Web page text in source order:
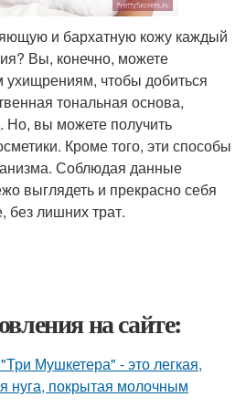
и бархатную кожу каждый
Вы, конечно, можете
ухищрениям, чтобы добиться
тональная основа,
Но, вы можете получить
Кроме того, эти способы
Соблюдая данные
выглядеть и прекрасно себя
без лишних трат.
на сайте:
Мушкетера" - это легкая,
нуга, покрытая молочным